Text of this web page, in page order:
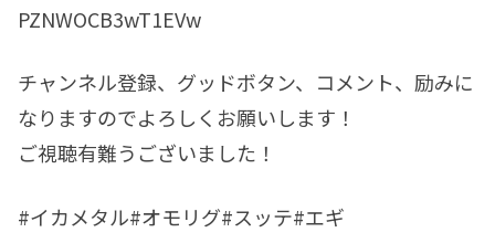
PZNWOCB3wT1EVw
チャンネル登録、グッドボタン、コメント、励みに
なりますのでよろしくお願いします！
ご視聴有難うございました！
#イカメタル#オモリグ#スッテ#エギ